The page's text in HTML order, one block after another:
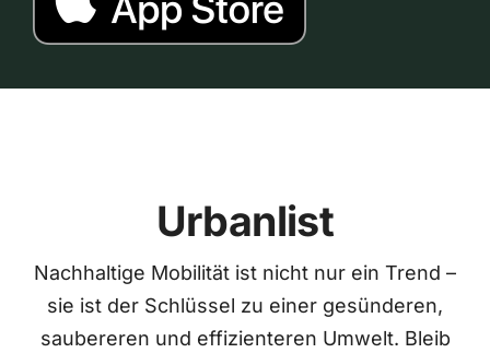
Urbanlist
Nachhaltige Mobilität ist nicht nur ein Trend –
sie ist der Schlüssel zu einer gesünderen,
saubereren und effizienteren Umwelt. Bleib